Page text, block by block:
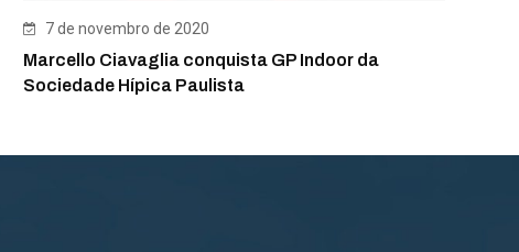
7 de novembro de 2020
Marcello Ciavaglia conquista GP Indoor da
Sociedade Hípica Paulista